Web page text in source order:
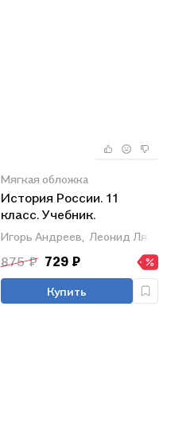
Мягкая обложка
История России. 11
класс. Учебник.
Углубленный уровень. В
2-х частях. Часть 1
Игорь Андреев, Леонид
875 ₽ 729 ₽
Купить